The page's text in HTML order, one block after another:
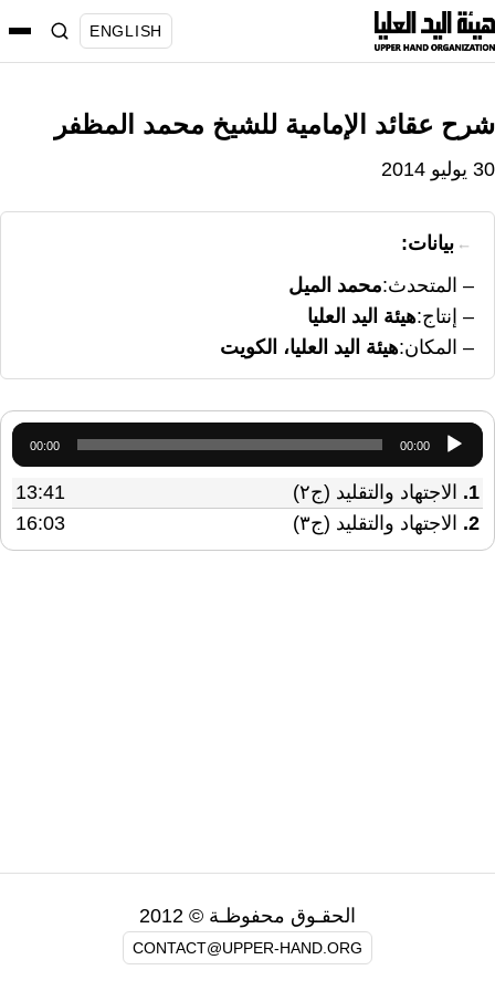
انتقل
إلى
ENGLISH
شرح عقائد الإمامية للشيخ محمد المظفر
30 يوليو 2014
بيانات:
المتحدث محمد الميل
إنتاج هيئة اليد العليا
المكان هيئة اليد العليا، الكويت
مشغل
الصوت
00:00
00:00
1. الاجتهاد والتقليد (ج٢)
13:41
2.
الاجتهاد والتقليد (ج٣) 16:03
الحقـوق محفوظـة © 2012
CONTACT@UPPER-HAND.ORG